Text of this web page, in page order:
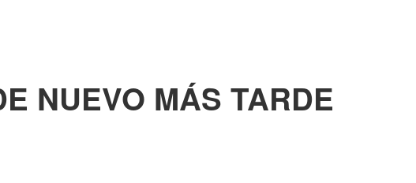
NUEVO MÁS TARDE